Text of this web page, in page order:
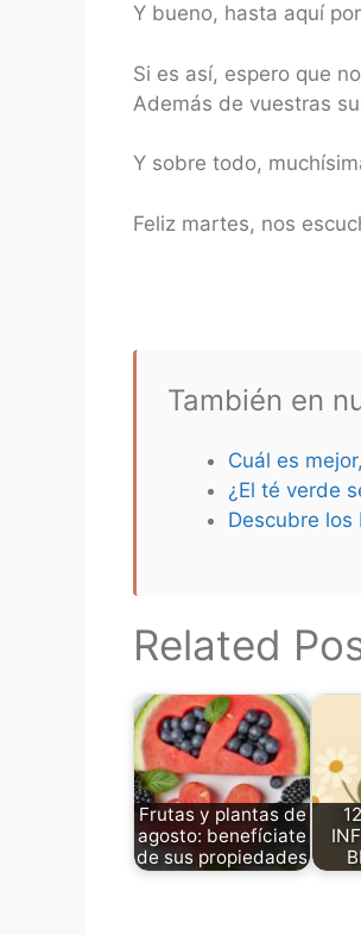
Y bueno, hasta aquí
Si es así, espero que
Además de vuestras
Y sobre todo,
Feliz martes, nos
También en
Cuál es
¿El té verde
Descubre
Related
Frutas y plantas de
agosto: benefíciate
de sus propiedades